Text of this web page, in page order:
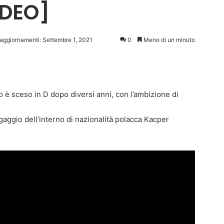
Settembre 1, 2021 0 Meno di un minuto
sceso in D dopo diversi anni, con l’ambizione di
dell’interno di nazionalità polacca Kacper